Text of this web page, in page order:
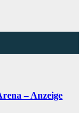
– Anzeige